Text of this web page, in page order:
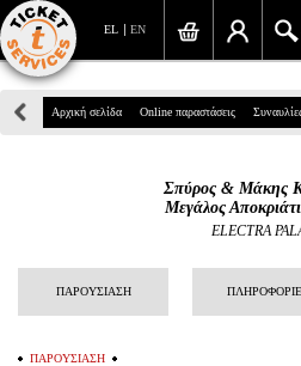
EN
EL
Πανεπιστημίου 39,
info@ticketservices.gr
Σύνδεση/Εγγραφή
Αρχική σελίδα Online παραστάσεις
Σπύρος & Μάκης
Μεγάλος
ELECTRA
ΠΑΡΟΥΣΙΑΣΗ
ΠΑΡΟΥΣΙΑΣΗ